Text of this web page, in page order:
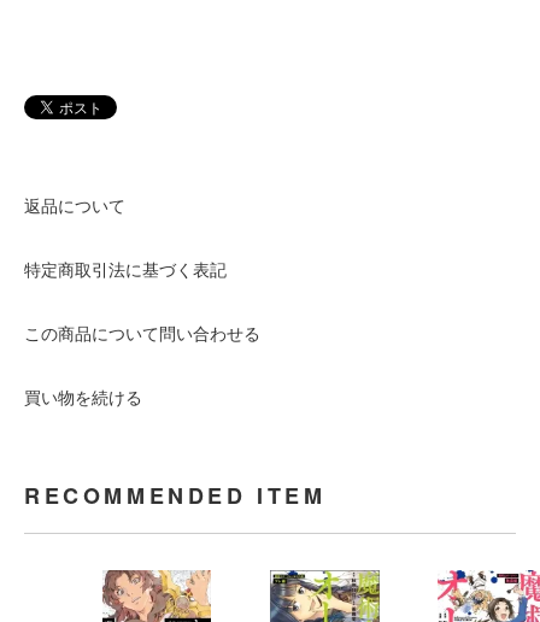
返品について
特定商取引法に基づく表記
この商品について問い合わせる
買い物を続ける
RECOMMENDED ITEM